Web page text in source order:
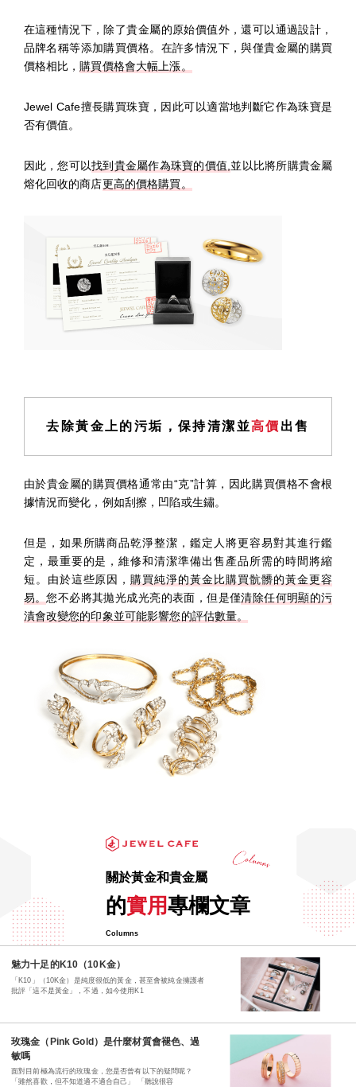
在這種情況下，除了貴金屬的原始價值外，還可以通過設計，
品牌名稱等添加購買價格。在許多情況下，與僅貴金屬的購買
價格相比，購買價格會大幅上漲。
Jewel Cafe擅長購買珠寶，因此可以適當地判斷它作為珠寶是
否有價值。
因此，您可以找到貴金屬作為珠寶的價值,並以比將所購貴金屬
熔化回收的商店更高的價格購買。
去除黃金上的污垢，保持清潔並高價 出售
由於貴金屬的購買價格通常由“克”計算，因此購買價格不會根
據情況而變化，例如刮擦，凹陷或生鏽。
但是，如果所購商品乾淨整潔，鑑定人將更容易對其進行鑑
定，最重要的是，維修和清潔準備出售產品所需的時間將縮
短。由於這些原因，購買純淨的黃金比購買骯髒的黃金更容
易。您不必將其拋光成光亮的表面，但是僅清除任何明顯的污
漬會改變您的印象並可能影響您的評估數量。
關於黃金和貴金屬
的實用專欄文章
Columns
魅力十足的K10（10K金）
「K10」（10K金）是純度很低的黃金，甚至會被純金擁護者
批評「這不是黃金」，不過，如今使用K1
玫瑰金（Pink Gold）是什麼材質會褪色、過
敏嗎
面對目前極為流行的玫瑰金，您是否曾有以下的疑問呢？
「雖然喜歡，但不知道適不適合自己」 「聽說很容